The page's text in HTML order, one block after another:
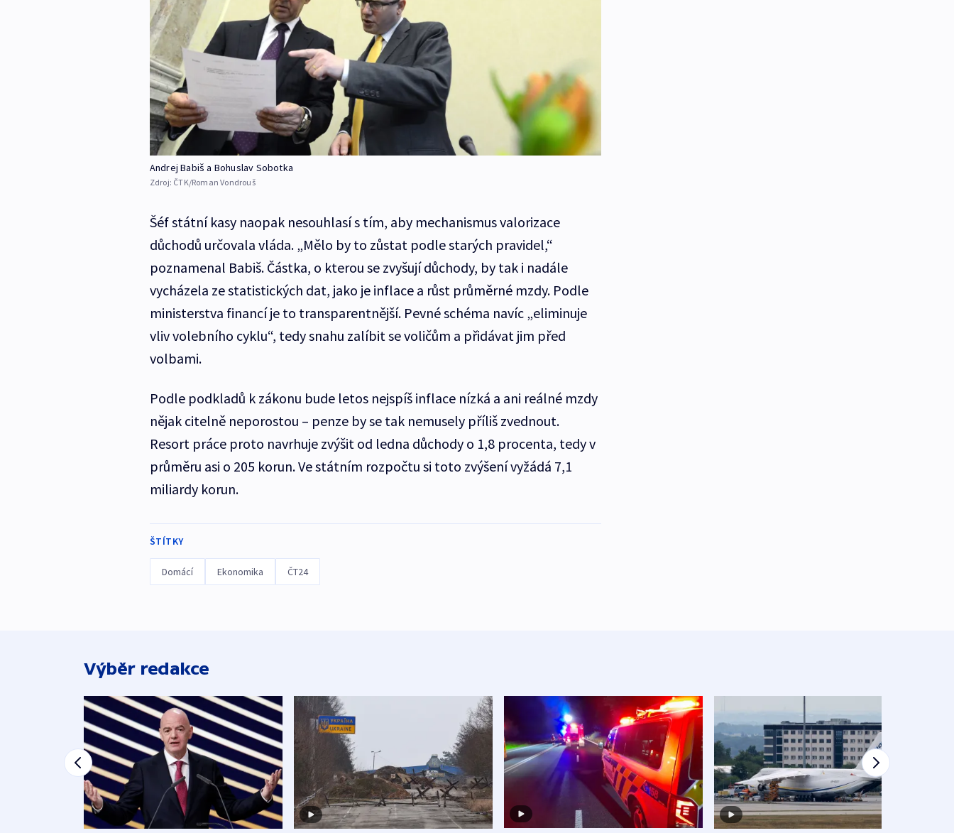
Andrej Babiš a Bohuslav Sobotka
Zdroj: ČTK/Roman Vondrouš
Šéf státní kasy naopak nesouhlasí s tím, aby mechanismus valorizace
důchodů určovala vláda. „Mělo by to zůstat podle starých pravidel,“
poznamenal Babiš. Částka, o kterou se zvyšují důchody, by tak i nadále
vycházela ze statistických dat, jako je inflace a růst průměrné mzdy. Podle
ministerstva financí je to transparentnější. Pevné schéma navíc „eliminuje
vliv volebního cyklu“, tedy snahu zalíbit se voličům a přidávat jim před
volbami.
Podle podkladů k zákonu bude letos nejspíš inflace nízká a ani reálné mzdy
nějak citelně neporostou – penze by se tak nemusely příliš zvednout.
Resort práce proto navrhuje zvýšit od ledna důchody o 1,8 procenta, tedy v
průměru asi o 205 korun. Ve státním rozpočtu si toto zvýšení vyžádá 7,1
miliardy korun.
ŠTÍTKY
Domácí Ekonomika ČT24
Výběr redakce